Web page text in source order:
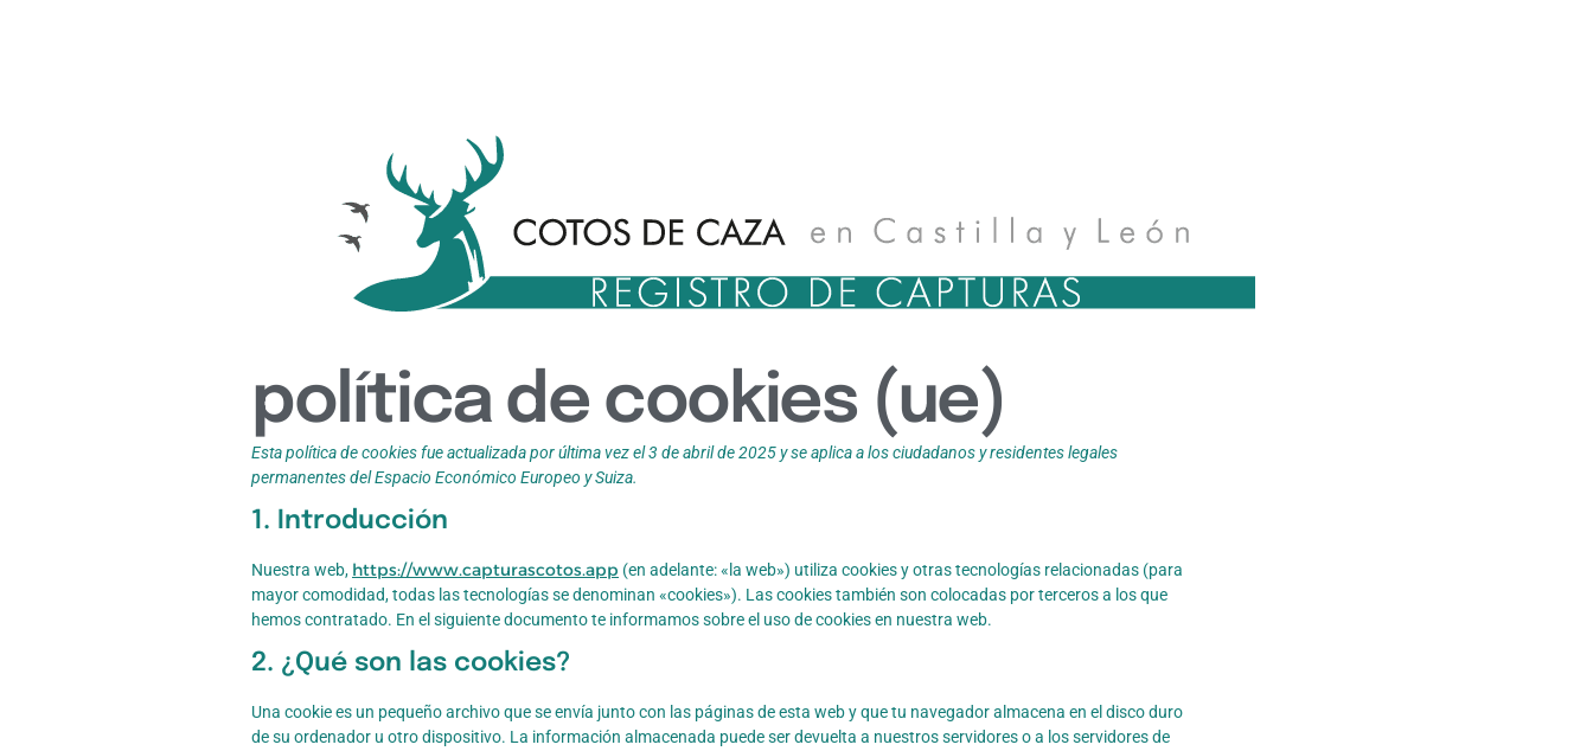
política de cookies (ue)
Esta política de cookies fue actualizada por última vez el 3 de abril de 2025 y se aplica a los ciudadanos y residentes legales
permanentes del Espacio Económico Europeo y Suiza.
1. Introducción
Nuestra web, https://www.capturascotos.app (en adelante: «la web») utiliza cookies y otras tecnologías relacionadas (para
mayor comodidad, todas las tecnologías se denominan «cookies»). Las cookies también son colocadas por terceros a los que
hemos contratado. En el siguiente documento te informamos sobre el uso de cookies en nuestra web.
2. ¿Qué son las cookies?
Una cookie es un pequeño archivo que se envía junto con las páginas de esta web y que tu navegador almacena en el disco duro
de su ordenador u otro dispositivo. La información almacenada puede ser devuelta a nuestros servidores o a los servidores de